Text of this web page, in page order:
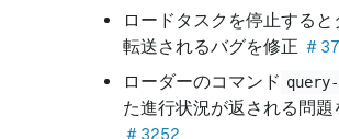
ロードタスクを停止する
転送されるバグを修正 ＃
ローダーのコマンド
た進行状況が返される問題
＃3252